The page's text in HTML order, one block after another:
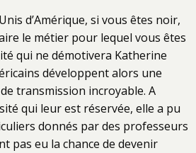
d’Amérique, si vous êtes noir,
le métier pour lequel vous êtes
qui ne démotivera Katherine
développent alors une
transmission incroyable. A
qui leur est réservée, elle a pu
donnés par des professeurs
pas eu la chance de devenir